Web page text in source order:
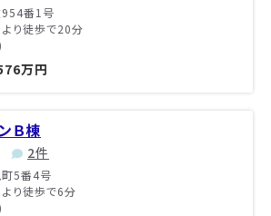
番1号
より徒歩で20分
万円
Ｂ棟
2件
5番4号
より徒歩で6分